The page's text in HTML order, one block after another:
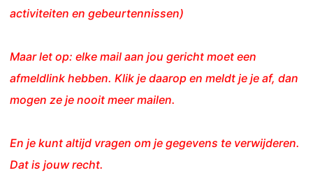
activiteiten en gebeurtennissen)
Maar let op: elke mail aan jou gericht moet een
afmeldlink hebben. Klik je daarop en meldt je je af, dan
mogen ze je nooit meer mailen.
En je kunt altijd vragen om je gegevens te verwijderen.
Dat is jouw recht.